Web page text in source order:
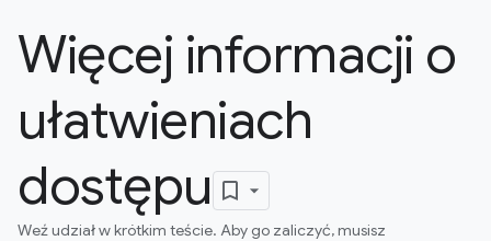
Więcej informacji o
ułatwieniach
dostępu
Weź udział w krótkim teście. Aby go zaliczyć, musisz